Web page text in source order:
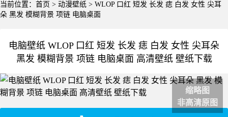
当前位置： 首页 > 动漫壁纸 > WLOP 口红 短发 长发 痣 白发 女性 尖耳
朵 黑发 模糊背景 项链 电脑桌面
电脑壁纸 WLOP 口红 短发 长发 痣 白发 女性 尖耳朵
黑发 模糊背景 项链 电脑桌面 高清壁纸 壁纸下载
缩略图
非高清原图